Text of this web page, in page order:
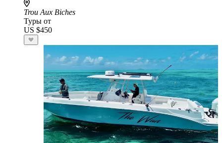
Trou Aux Biches
Туры от
US $450